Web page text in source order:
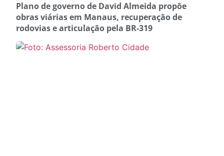
Plano de governo de David Almeida propõe
obras viárias em Manaus, recuperação de
rodovias e articulação pela BR-319